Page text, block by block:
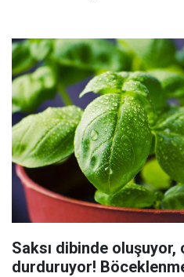
Saksı dibinde
durduruyor!